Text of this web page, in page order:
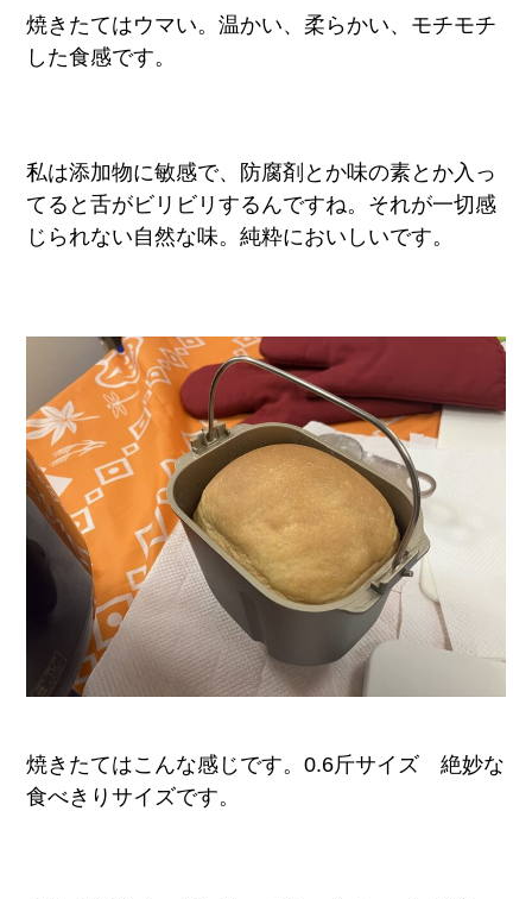
焼きたてはウマい。温かい、柔らかい、モチモチ
した食感です。
私は添加物に敏感で、防腐剤とか味の素とか入っ
てると舌がビリビリするんですね。それが一切感
じられない自然な味。純粋においしいです。
焼きたてはこんな感じです。0.6斤サイズ 絶妙な
食べきりサイズです。